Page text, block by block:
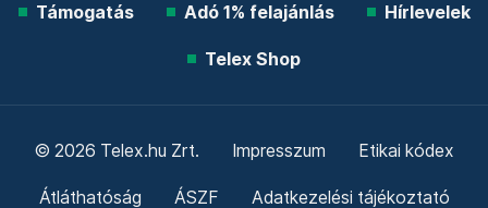
Támogatás Adó 1% felajánlás Hírlevelek
Telex Shop
© 2026 Telex.hu Zrt. Impresszum Etikai kódex
Átláthatóság ÁSZF Adatkezelési tájékoztató